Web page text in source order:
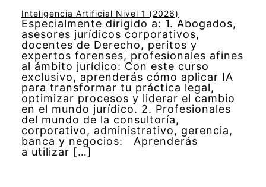
Inteligencia Artificial Nivel 1 (2026)
Especialmente dirigido a: 1. Abogados,
asesores jurídicos corporativos,
docentes de Derecho, peritos y
expertos forenses, profesionales afines
al ámbito jurídico: Con este curso
exclusivo, aprenderás cómo aplicar IA
para transformar tu práctica legal,
optimizar procesos y liderar el cambio
en el mundo jurídico. 2. Profesionales
del mundo de la consultoría,
corporativo, administrativo, gerencia,
banca y negocios: Aprenderás
a utilizar […]